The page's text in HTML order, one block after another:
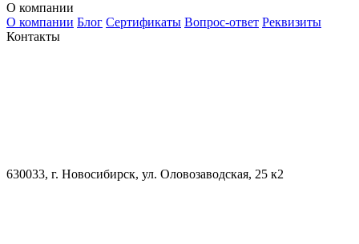
О компании
О компании Блог Сертификаты Вопрос-ответ Реквизиты
Контакты
630033, г. Новосибирск, ул. Оловозаводская, 25 к2